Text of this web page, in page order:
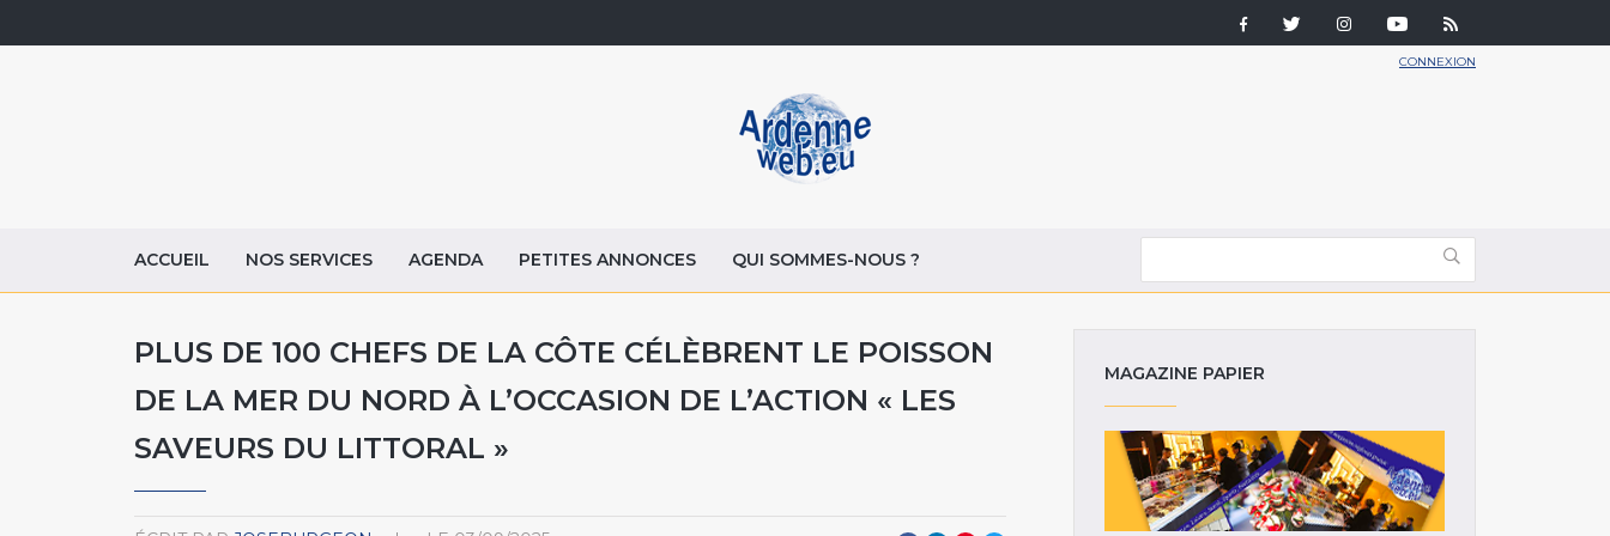
CONNEXION
ACCUEIL NOS SERVICES AGENDA PETITES ANNONCES QUI SOMMES-NOUS ?
PLUS DE 100 CHEFS DE LA CÔTE CÉLÈBRENT LE POISSON
DE LA MER DU NORD À L’OCCASION DE L’ACTION « LES
SAVEURS DU LITTORAL »
MAGAZINE PAPIER